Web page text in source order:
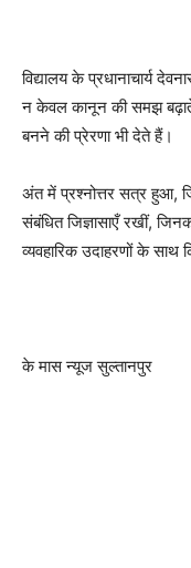
विद्यालय के प्रधानाचार्य
न केवल कानून की समझ
बनने की प्रेरणा भी देते हैं।
अंत में प्रश्नोत्तर सत्र हुआ,
संबंधित जिज्ञासाएँ रखीं,
व्यवहारिक उदाहरणों के साथ
के मास न्यूज सुल्तानपुर